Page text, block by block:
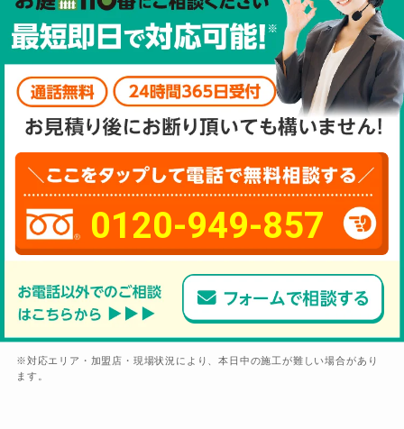
0120-949-857
※対応エリア・加盟店・現場状況により、本日中の施工が難しい場合があり
ます。